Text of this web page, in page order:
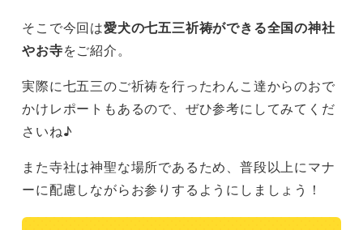
そこで今回は愛犬の七五三祈祷ができる全国の神社
やお寺をご紹介。
実際に七五三のご祈祷を行ったわんこ達からのおで
かけレポートもあるので、ぜひ参考にしてみてくだ
さいね♪
また寺社は神聖な場所であるため、普段以上にマナ
ーに配慮しながらお参りするようにしましょう！